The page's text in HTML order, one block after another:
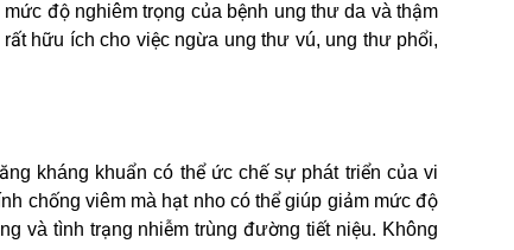
độ nghiêm trọng của bệnh ung thư da và thậm
hữu ích cho việc ngừa ung thư vú, ung thư phổi,
kháng khuẩn có thể ức chế sự phát triển của vi
chống viêm mà hạt nho có thể giúp giảm mức độ
và tình trạng nhiễm trùng đường tiết niệu. Không